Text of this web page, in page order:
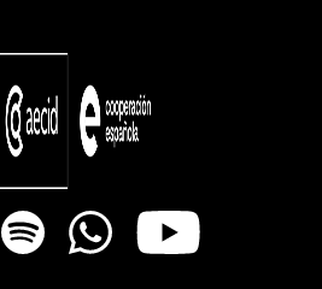
Spotify WhatsappYoutube